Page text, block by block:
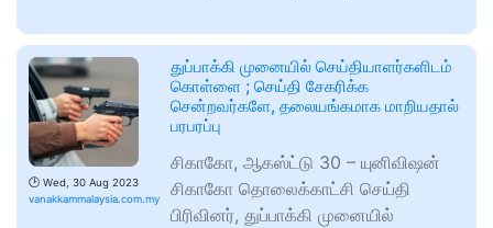
🕑 Wed, 30 Aug 2023
vanakkammalaysia.com.my
துப்பாக்கி முனையில் செய்தியாளர்களிடம்
கொள்ளை ; செய்தி சேகரிக்க
சென்றவர்களே, தலையங்கமாக மாறியதால்
பரபரப்பு
சிகாகோ, ஆகஸ்ட்டு 30 – யுனிவிஷன்
சிகாகோ தொலைக்காட்சி செய்தி
பிரிவினர், துப்பாக்கி முனையில்